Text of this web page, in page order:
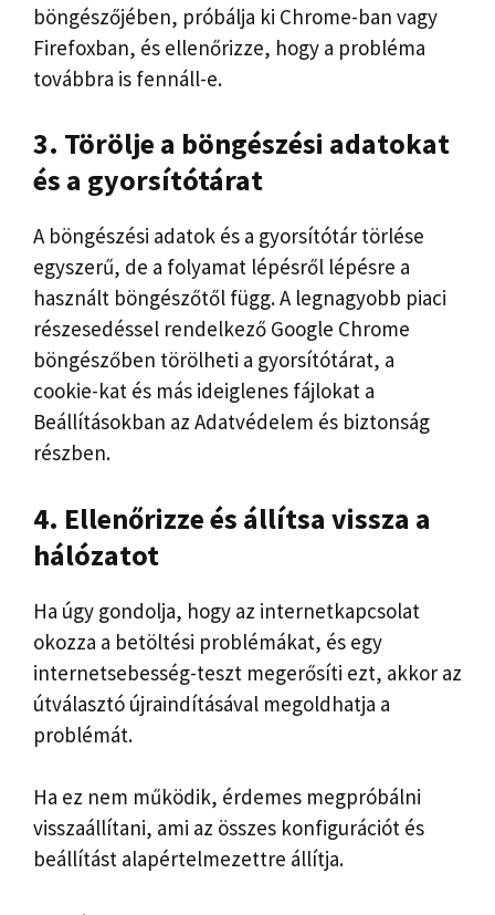
böngészőjében, próbálja ki Chrome-ban vagy
Firefoxban, és ellenőrizze, hogy a probléma
továbbra is fennáll-e.
3. Törölje a böngészési adatokat
és a gyorsítótárat
A böngészési adatok és a gyorsítótár törlése
egyszerű, de a folyamat lépésről lépésre a
használt böngészőtől függ. A legnagyobb piaci
részesedéssel rendelkező Google Chrome
böngészőben törölheti a gyorsítótárat, a
cookie-kat és más ideiglenes fájlokat a
Beállításokban az Adatvédelem és biztonság
részben.
4. Ellenőrizze és állítsa vissza a
hálózatot
Ha úgy gondolja, hogy az internetkapcsolat
okozza a betöltési problémákat, és egy
internetsebesség-teszt megerősíti ezt, akkor az
útválasztó újraindításával megoldhatja a
problémát.
Ha ez nem működik, érdemes megpróbálni
visszaállítani, ami az összes konfigurációt és
beállítást alapértelmezettre állítja.